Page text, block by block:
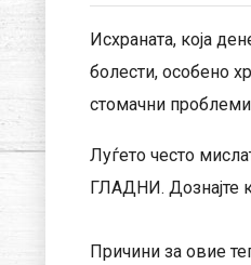
Исхраната, која
болести, особено
стомачни
Луѓето често
ГЛАДНИ. Дознајте
Причини за овие